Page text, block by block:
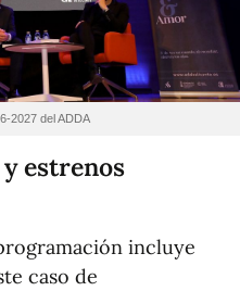
2027 del ADDA
estrenos
incluye
caso de